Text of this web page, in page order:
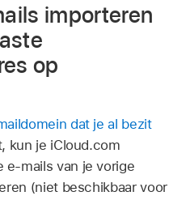
importeren
op
dat je al bezit
kun je iCloud.com
e‑mails van je vorige
(niet beschikbaar voor